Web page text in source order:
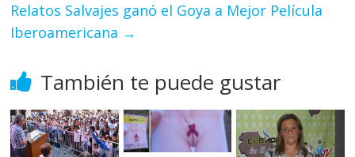
Relatos Salvajes ganó el Goya a Mejor Película
Iberoamericana →
También te puede gustar